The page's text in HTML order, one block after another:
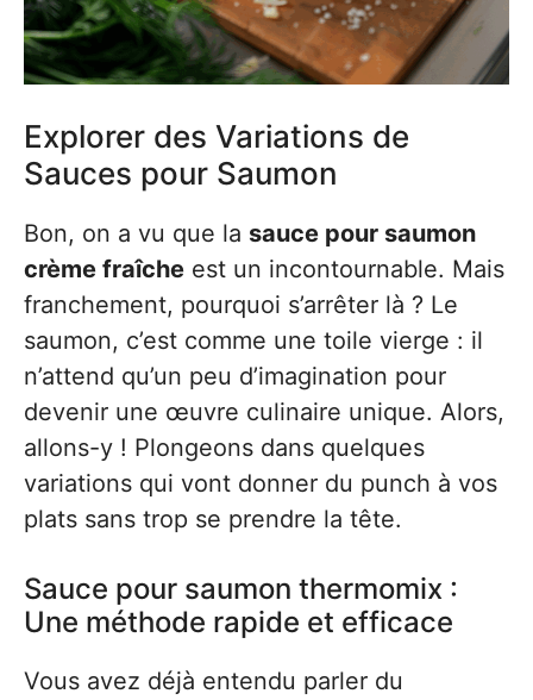
Explorer des Variations de
Sauces pour Saumon
Bon, on a vu que la sauce pour saumon
crème fraîche est un incontournable. Mais
franchement, pourquoi s’arrêter là ? Le
saumon, c’est comme une toile vierge : il
n’attend qu’un peu d’imagination pour
devenir une œuvre culinaire unique. Alors,
allons-y ! Plongeons dans quelques
variations qui vont donner du punch à vos
plats sans trop se prendre la tête.
Sauce pour saumon thermomix :
Une méthode rapide et efficace
Vous avez déjà entendu parler du